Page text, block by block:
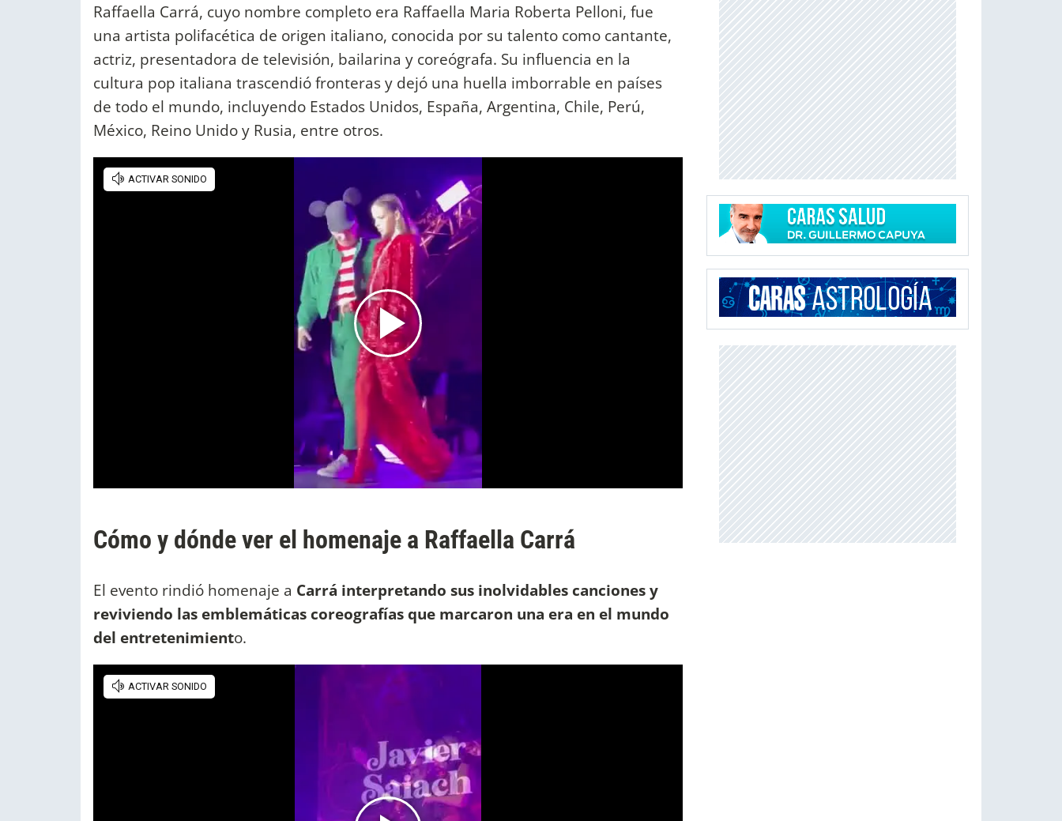
Raffaella Carrá, cuyo nombre completo era Raffaella Maria Roberta Pelloni, fue
una artista polifacética de origen italiano, conocida por su talento como cantante,
actriz, presentadora de televisión, bailarina y coreógrafa. Su influencia en la
cultura pop italiana trascendió fronteras y dejó una huella imborrable en países
de todo el mundo, incluyendo Estados Unidos, España, Argentina, Chile, Perú,
México, Reino Unido y Rusia, entre otros.
Cómo y dónde ver el homenaje a Raffaella Carrá
El evento rindió homenaje a Carrá interpretando sus inolvidables canciones y
reviviendo las emblemáticas coreografías que marcaron una era en el mundo
del entretenimiento.